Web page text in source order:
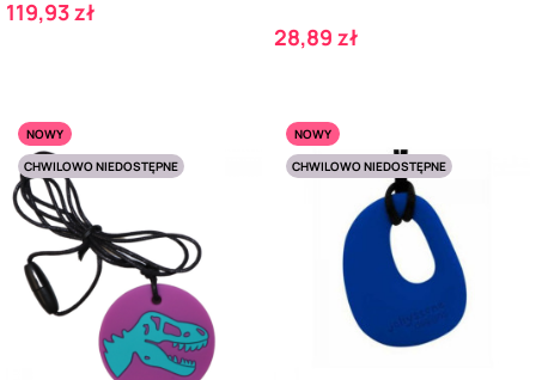
Cena
119,93 zł
Cena
28,89 zł
NOWY
CHWILOWO NIEDOSTĘPNE
NOWY
CHWILOWO NIEDOSTĘPNE